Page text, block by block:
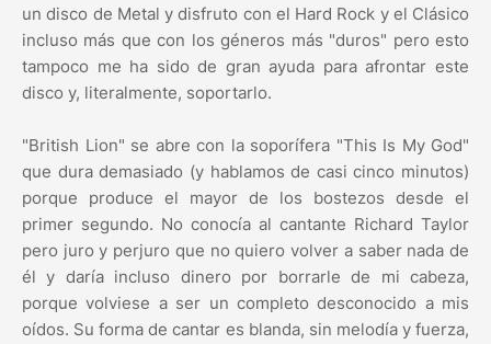
un disco de Metal y disfruto con el Hard Rock y el Clásico
incluso más que con los géneros más "duros" pero esto
tampoco me ha sido de gran ayuda para afrontar este
disco y, literalmente, soportarlo.
"British Lion" se abre con la soporífera "This Is My God"
que dura demasiado (y hablamos de casi cinco minutos)
porque produce el mayor de los bostezos desde el
primer segundo. No conocía al cantante Richard Taylor
pero juro y perjuro que no quiero volver a saber nada de
él y daría incluso dinero por borrarle de mi cabeza,
porque volviese a ser un completo desconocido a mis
oídos. Su forma de cantar es blanda, sin melodía y fuerza,